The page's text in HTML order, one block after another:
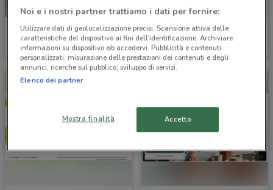
Deutsche Bank
Scade il 31/08 754 m
Agos Ducato
Scade il 13/01
Noi e i nostri partner trattiamo i dati per fornire:
Utilizzare dati di geolocalizzazione precisi. Scansione attiva delle
caratteristiche del dispositivo ai fini dell’identificazione. Archiviare
informazioni su dispositivo e/o accedervi. Pubblicità e contenuti
personalizzati, misurazione delle prestazioni dei contenuti e degli
annunci, ricerche sul pubblico, sviluppo di servizi.
Elenco dei partner
Mostra finalità Accetto